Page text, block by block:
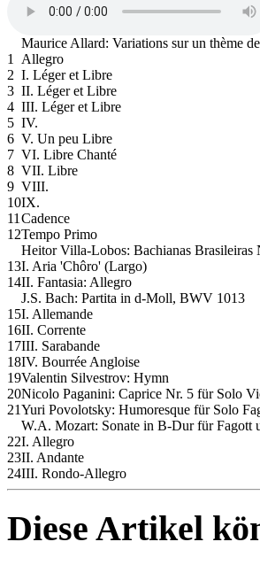
Maurice Allard: Variations sur un thème
1
Allegro
2 I. Léger et Libre
3 II. Léger et Libre
4 III. Léger et Libre
5 IV.
6 V. Un peu Libre
7 VI. Libre Chanté
8 VII. Libre
9 VIII.
10IX.
11 Cadence
12Tempo Primo
Heitor Villa-Lobos: Bachianas
13I. Aria 'Chôro' (Largo)
14II. Fantasia: Allegro
J.S. Bach: Partita in d-Moll, BWV 1013
15I. Allemande
16II. Corrente
17III. Sarabande
18IV. Bourrée Angloise
19Valentin Silvestrov: Hymn
20Nicolo Paganini: Caprice Nr. 5 für Solo
21Yuri Povolotsky: Humoresque für Solo
W.A. Mozart: Sonate in B-Dur für Fagott
22I. Allegro
23II. Andante
24III. Rondo-Allegro
Diese Artikel